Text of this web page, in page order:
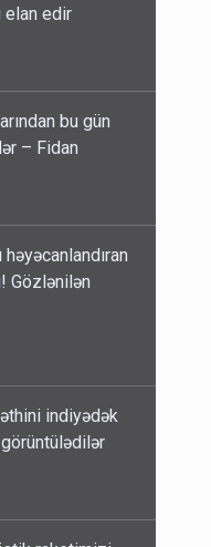
elan edir
bu gün
– Fidan
Gözlənilən
indiyədək